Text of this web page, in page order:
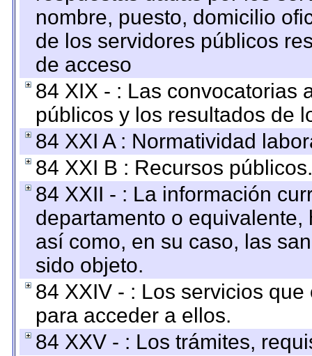
nombre, puesto, domicilio
de los servidores públicos
de acceso
84 XIX - : Las convocatorias
públicos y los resultados de
84 XXI A : Normatividad
84 XXI B : Recursos públicos.
84 XXII - : La información
departamento o
así como, en su caso, las
sido objeto.
84 XXIV - : Los servicios
para acceder a ellos.
84 XXV - : Los trámites,